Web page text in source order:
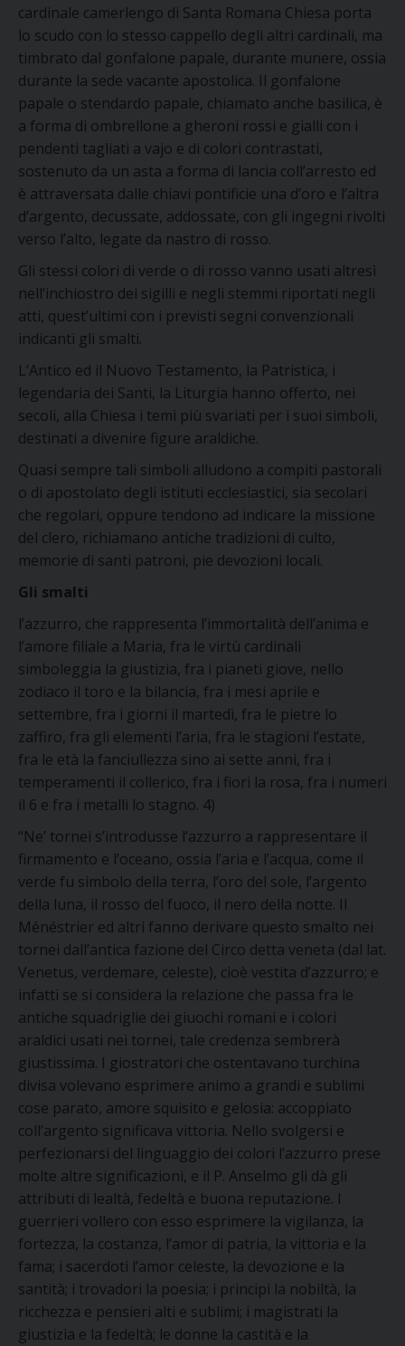
cardinale camerlengo di Santa Romana Chiesa porta
lo scudo con lo stesso cappello degli altri cardinali, ma
timbrato dal gonfalone papale, durante munere, ossia
durante la sede vacante apostolica. Il gonfalone
papale o stendardo papale, chiamato anche basilica, è
a forma di ombrellone a gheroni rossi e gialli con i
pendenti tagliati a vajo e di colori contrastati,
sostenuto da un asta a forma di lancia coll’arresto ed
è attraversata dalle chiavi pontificie una d’oro e l’altra
d’argento, decussate, addossate, con gli ingegni rivolti
verso l’alto, legate da nastro di rosso.
Gli stessi colori di verde o di rosso vanno usati altresì
nell’inchiostro dei sigilli e negli stemmi riportati negli
atti, quest’ultimi con i previsti segni convenzionali
indicanti gli smalti.
L’Antico ed il Nuovo Testamento, la Patristica, i
legendaria dei Santi, la Liturgia hanno offerto, nei
secoli, alla Chiesa i temi più svariati per i suoi simboli,
destinati a divenire figure araldiche.
Quasi sempre tali simboli alludono a compiti pastorali
o di apostolato degli istituti ecclesiastici, sia secolari
che regolari, oppure tendono ad indicare la missione
del clero, richiamano antiche tradizioni di culto,
memorie di santi patroni, pie devozioni locali.
Gli smalti
l’azzurro, che rappresenta l’immortalità dell’anima e
l’amore filiale a Maria, fra le virtù cardinali
simboleggia la giustizia, fra i pianeti giove, nello
zodiaco il toro e la bilancia, fra i mesi aprile e
settembre, fra i giorni il martedì, fra le pietre lo
zaffiro, fra gli elementi l’aria, fra le stagioni l’estate,
fra le età la fanciullezza sino ai sette anni, fra i
temperamenti il collerico, fra i fiori la rosa, fra i numeri
il 6 e fra i metalli lo stagno. 4)
“Ne’ tornei s’introdusse l’azzurro a rappresentare il
firmamento e l’oceano, ossia l’aria e l’acqua, come il
verde fu simbolo della terra, l’oro del sole, l’argento
della luna, il rosso del fuoco, il nero della notte. Il
Ménéstrier ed altri fanno derivare questo smalto nei
tornei dall’antica fazione del Circo detta veneta (dal lat.
Venetus, verdemare, celeste), cioè vestita d’azzurro; e
infatti se si considera la relazione che passa fra le
antiche squadriglie dei giuochi romani e i colori
araldici usati nei tornei, tale credenza sembrerà
giustissima. I giostratori che ostentavano turchina
divisa volevano esprimere animo a grandi e sublimi
cose parato, amore squisito e gelosia: accoppiato
coll’argento significava vittoria. Nello svolgersi e
perfezionarsi del linguaggio dei colori l’azzurro prese
molte altre significazioni, e il P. Anselmo gli dà gli
attributi di lealtà, fedeltà e buona reputazione. I
guerrieri vollero con esso esprimere la vigilanza, la
fortezza, la costanza, l’amor di patria, la vittoria e la
fama; i sacerdoti l’amor celeste, la devozione e la
santità; i trovadori la poesia; i principi la nobiltà, la
ricchezza e pensieri alti e sublimi; i magistrati la
giustizia e la fedeltà; le donne la castità e la